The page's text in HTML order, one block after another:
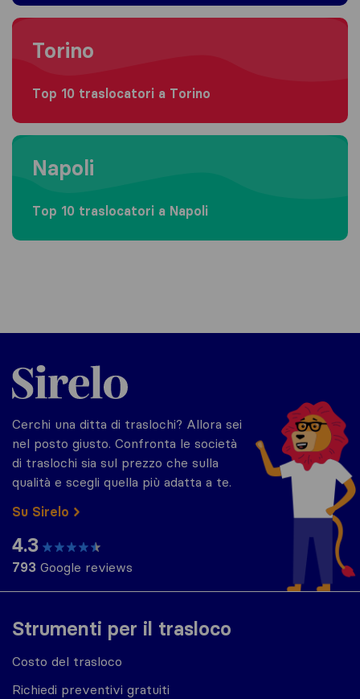
Moving to Torino
Torino
Top 10 traslocatori a Torino
Moving to Napoli
Napoli
Top 10 traslocatori a Napoli
Strumenti per il trasloco
Costo del trasloco
Richiedi preventivi gratuiti
Sirelo.it
Cerchi una ditta di traslochi? Allora sei
nel posto giusto. Confronta le società
di traslochi sia sul prezzo che sulla
qualità e scegli quella più adatta a te.
Su Sirelo
4.3
793 Google reviews